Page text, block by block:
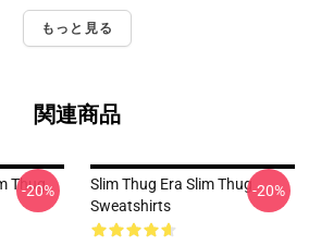
もっと見る
関連商品
Thug
-20%
Slim Thug Era Slim Thug
Sweatshirts
-20%